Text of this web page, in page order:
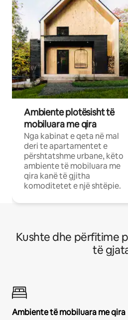
Ambiente plotësisht të
mobiluara me qira
Nga kabinat e qeta në mal
deri te apartamentet e
përshtatshme urbane, këto
ambiente të mobiluara me
qira kanë të gjitha
komoditetet e një shtëpie.
Kushte dhe përfitime
të
Ambiente të mobiluara me qira